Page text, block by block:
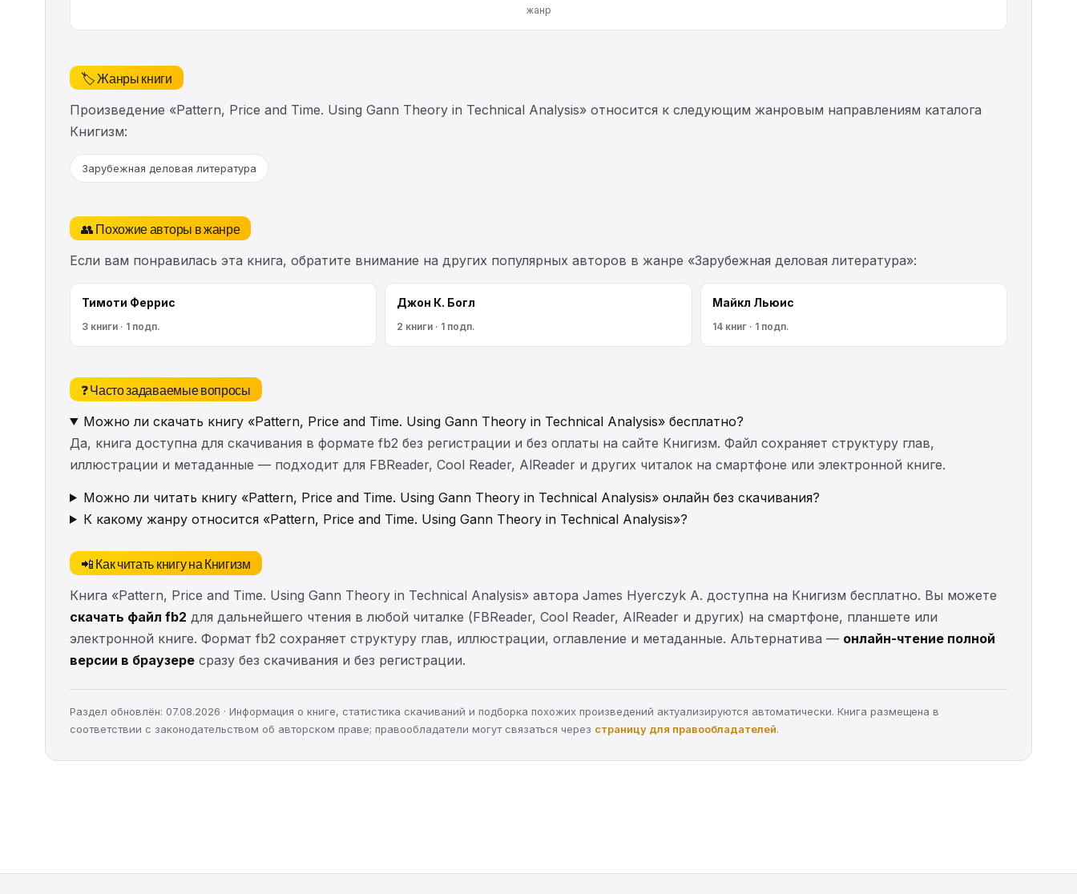
жанр
🏷️ Жанры книги
Произведение «Pattern, Price and Time. Using Gann Theory in Technical Analysis» относится к следующим жанровым направлениям каталога
Книгизм:
Зарубежная деловая литература
👥 Похожие авторы в жанре
Если вам понравилась эта книга, обратите внимание на других популярных авторов в жанре «Зарубежная деловая литература»:
Тимоти Феррис
3 книги · 1 подп.
Джон К. Богл
2 книги · 1 подп.
Майкл Льюис
14 книг · 1 подп.
❓ Часто задаваемые вопросы
Можно ли скачать книгу «Pattern, Price and Time. Using Gann Theory in Technical Analysis» бесплатно?
Да, книга доступна для скачивания в формате fb2 без регистрации и без оплаты на сайте Книгизм. Файл сохраняет структуру глав,
иллюстрации и метаданные — подходит для FBReader, Cool Reader, AlReader и других читалок на смартфоне или электронной книге.
Можно ли читать книгу «Pattern, Price and Time. Using Gann Theory in Technical Analysis» онлайн без скачивания?
К какому жанру относится «Pattern, Price and Time. Using Gann Theory in Technical Analysis»?
📲 Как читать книгу на Книгизм
Книга «Pattern, Price and Time. Using Gann Theory in Technical Analysis» автора James Hyerczyk A. доступна на Книгизм бесплатно. Вы можете
скачать файл fb2 для дальнейшего чтения в любой читалке (FBReader, Cool Reader, AlReader и других) на смартфоне, планшете или
электронной книге. Формат fb2 сохраняет структуру глав, иллюстрации, оглавление и метаданные. Альтернатива — онлайн-чтение полной
версии в браузере сразу без скачивания и без регистрации.
Раздел обновлён: 07.08.2026 · Информация о книге, статистика скачиваний и подборка похожих произведений актуализируются автоматически. Книга размещена в
соответствии с законодательством об авторском праве; правообладатели могут связаться через страницу для правообладателей.